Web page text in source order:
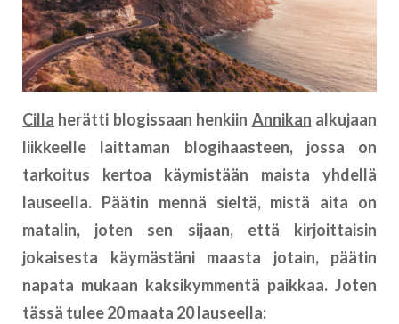
Cilla herätti blogissaan henkiin Annikan alkujaan
liikkeelle laittaman blogihaasteen, jossa on
tarkoitus kertoa käymistään maista yhdellä
lauseella. Päätin mennä sieltä, mistä aita on
matalin, joten sen sijaan, että kirjoittaisin
jokaisesta käymästäni maasta jotain, päätin
napata mukaan kaksikymmentä paikkaa. Joten
tässä tulee 20 maata 20 lauseella: